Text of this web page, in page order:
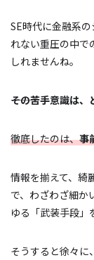
SE時代に金融系
れない重圧の中で
しれませんね。
―――その苦手意識は
徹底したのは、事
情報を揃えて、綺
で、わざわざ細か
ゆる「武装手段」
そうすると徐々に